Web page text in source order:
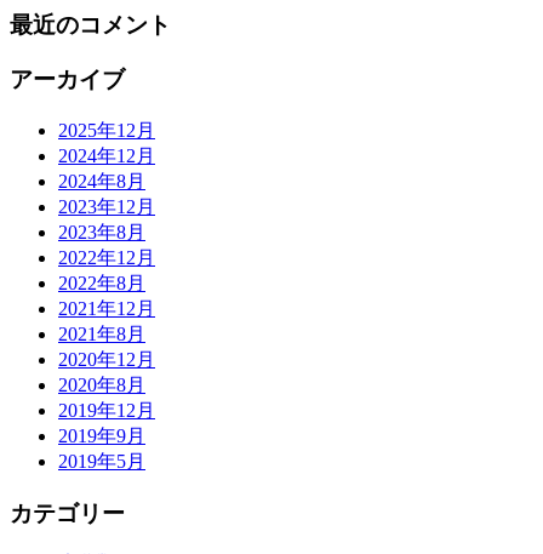
最近のコメント
アーカイブ
2025年12月
2024年12月
2024年8月
2023年12月
2023年8月
2022年12月
2022年8月
2021年12月
2021年8月
2020年12月
2020年8月
2019年12月
2019年9月
2019年5月
カテゴリー